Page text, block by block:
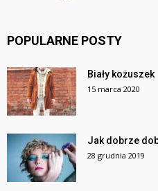
POPULARNE POSTY
Biały kożuszek
15 marca 2020
Jak dobrze
28 grudnia 2019